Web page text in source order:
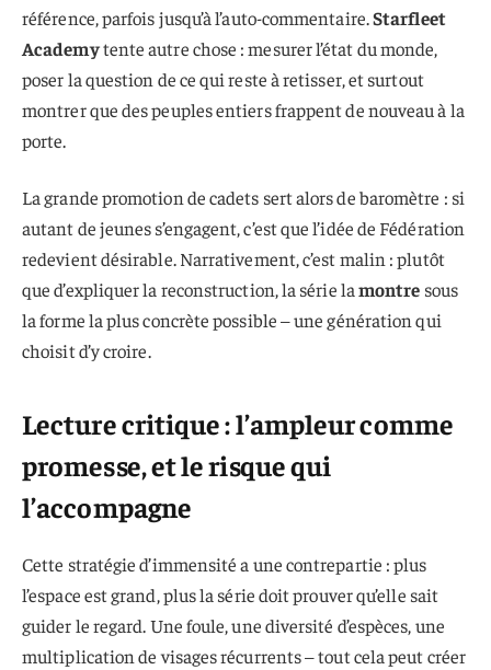
référence, parfois jusqu’à l’auto-commentaire.Starfleet
Academytente autre chose : mesurer l’état du monde,
poser la question de ce qui reste à retisser, et surtout
montrer que des peuples entiers frappent de nouveau à la
porte.
La grande promotion de cadets sert alors de baromètre : si
autant de jeunes s’engagent, c’est que l’idée de Fédération
redevient désirable. Narrativement, c’est malin : plutôt
que d’expliquer la reconstruction, la série lamontre sous
la forme la plus concrète possible – une génération qui
choisit d’y croire.
Lecture critique : l’ampleur comme
promesse, et le risque qui
l’accompagne
Cette stratégie d’immensité a une contrepartie : plus
l’espace est grand, plus la série doit prouver qu’elle sait
guider le regard. Une foule, une diversité d’espèces, une
multiplication de visages récurrents – tout cela peut créer